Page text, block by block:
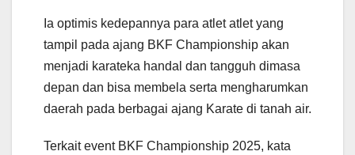
Ia optimis kedepannya para atlet atlet yang
tampil pada ajang BKF Championship akan
menjadi karateka handal dan tangguh dimasa
depan dan bisa membela serta mengharumkan
daerah pada berbagai ajang Karate di tanah air.
Terkait event BKF Championship 2025, kata